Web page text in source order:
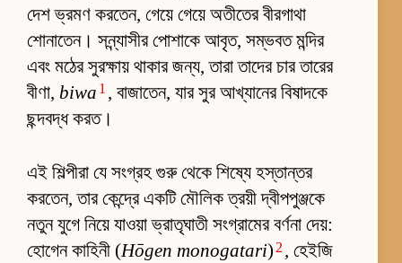
দেশ ভ্রমণ করতেন, গেয়ে গেয়ে অতীতের বীরগাথা
শোনাতেন। সন্ন্যাসীর পোশাকে আবৃত, সম্ভবত মন্দির
এবং মঠের সুরক্ষায় থাকার জন্য, তারা তাদের চার তারের
বীণা, biwa 1 , বাজাতেন, যার সুর আখ্যানের বিষাদকে
ছন্দবদ্ধ করত।
এই শিল্পীরা যে সংগ্রহ গুরু থেকে শিষ্যে হস্তান্তর
করতেন, তার কেন্দ্রে একটি মৌলিক ত্রয়ী দ্বীপপুঞ্জকে
নতুন যুগে নিয়ে যাওয়া ভ্রাতৃঘাতী সংগ্রামের বর্ণনা দেয়:
হোগেন কাহিনী (Hōgen monogatari) 2 , হেইজি